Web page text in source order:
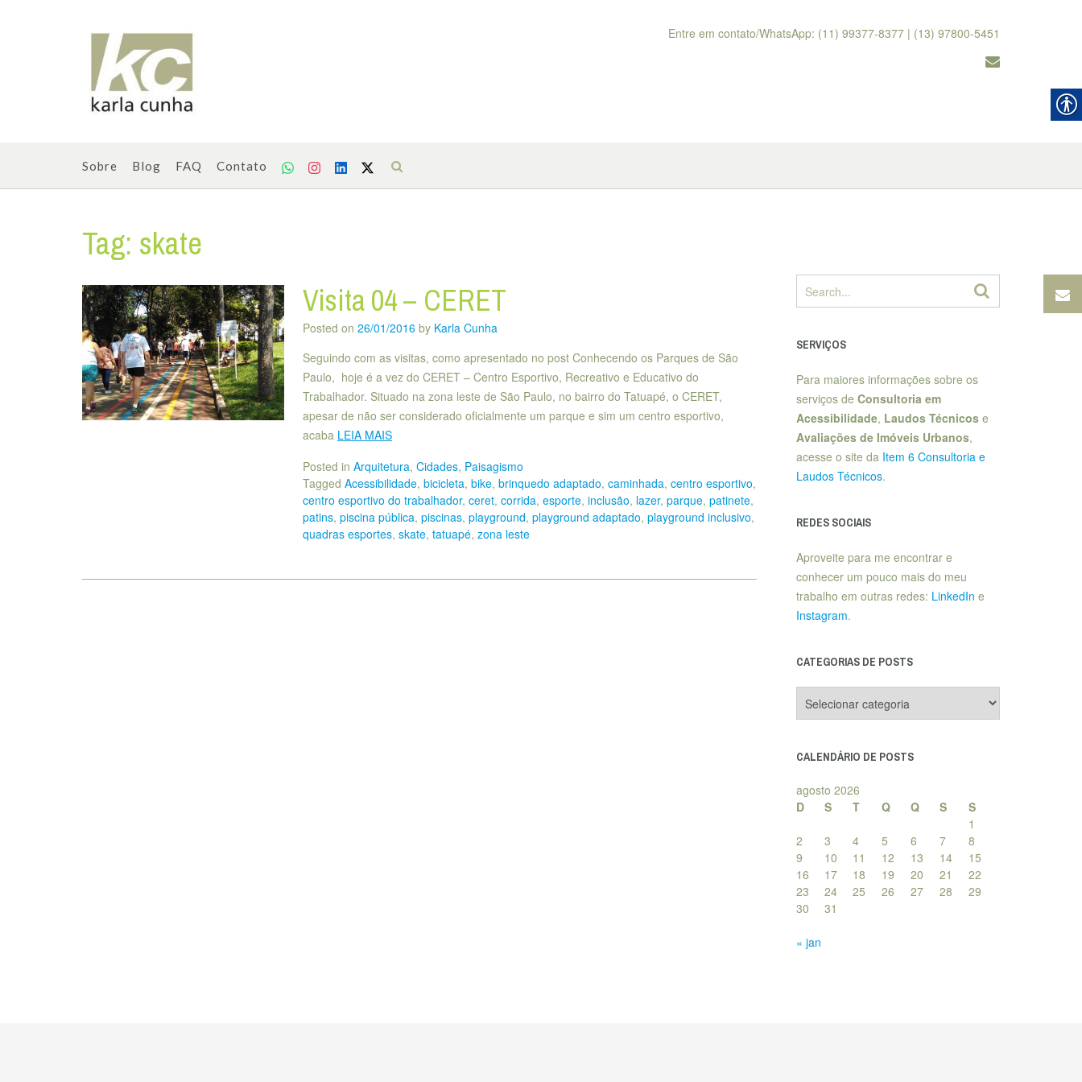
Entre em contato/WhatsApp: (11) 99377-8377 | (13) 97800-5451
Sobre Blog FAQ Contato
Tag: skate
Visita 04 – CERET
Posted on 26/01/2016by Karla Cunha
Seguindo com as visitas, como apresentado no post Conhecendo os Parques de São
Paulo, hoje é a vez do CERET – Centro Esportivo, Recreativo e Educativo do
Trabalhador. Situado na zona leste de São Paulo, no bairro do Tatuapé, o CERET,
apesar de não ser considerado oficialmente um parque e sim um centro esportivo,
acaba LEIA MAIS
Posted in Arquitetura, Cidades, Paisagismo
Tagged Acessibilidade, bicicleta, bike, brinquedo adaptado, caminhada, centro esportivo,
centro esportivo do trabalhador, ceret, corrida, esporte, inclusão, lazer, parque, patinete,
patins, piscina pública, piscinas, playground, playground adaptado, playground inclusivo,
quadras esportes, skate, tatuapé, zona leste
SERVIÇOS
Para maiores informações sobre os
serviços de Consultoria em
Acessibilidade, Laudos Técnicose
Avaliações de Imóveis Urbanos,
acesse o site da Item 6 Consultoria e
Laudos Técnicos.
REDES SOCIAIS
Aproveite para me encontrar e
conhecer um pouco mais do meu
trabalho em outras redes: LinkedIn e
Instagram.
CATEGORIAS DE POSTS
de
CALENDÁRIO DE POSTS
agosto 2026
D
S T Q Q S
S
1
2
3 4 5 6 7
8
9
10 11 12 13 14
15
16
17 18 19 20 21
22
23
24 25 26 27 28
29
30
31
« jan